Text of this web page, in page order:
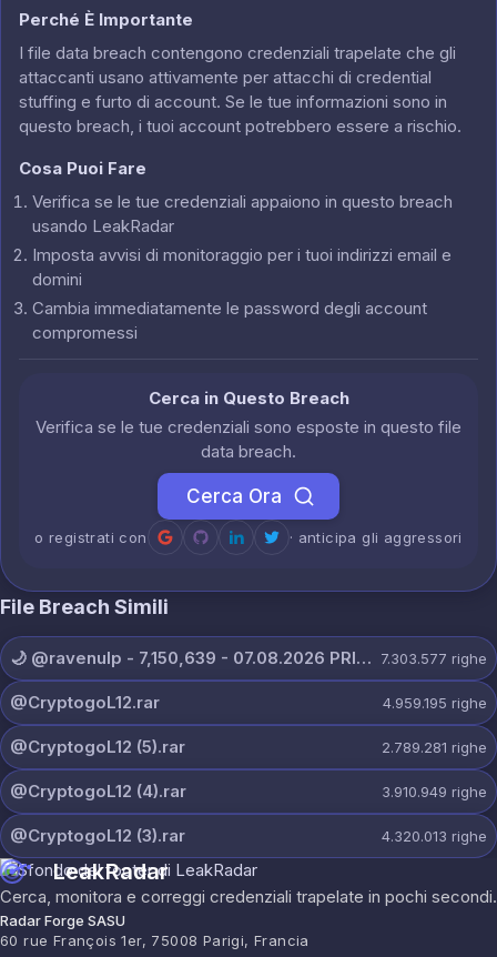
Perché È Importante
I file data breach contengono credenziali trapelate che gli
attaccanti usano attivamente per attacchi di credential
stuffing e furto di account. Se le tue informazioni sono in
questo breach, i tuoi account potrebbero essere a rischio.
Cosa Puoi Fare
Verifica se le tue credenziali appaiono in questo breach
usando LeakRadar
Imposta avvisi di monitoraggio per i tuoi indirizzi email e
domini
Cambia immediatamente le password degli account
compromessi
Cerca in Questo Breach
Verifica se le tue credenziali sono esposte in questo file
data breach.
Cerca Ora
o registrati con · anticipa gli aggressori
File Breach Simili
🌙 @ravenulp - 7,150,639 - 07.08.2026 PRIVATE.txt 7.303.577 righe
@CryptogoL12.rar 4.959.195 righe
@CryptogoL12 (5).rar 2.789.281 righe
@CryptogoL12 (4).rar 3.910.949 righe
@CryptogoL12 (3).rar 4.320.013 righe
LeakRadar
Cerca, monitora e correggi credenziali trapelate in pochi secondi.
Radar Forge SASU
60 rue François 1er, 75008 Parigi, Francia